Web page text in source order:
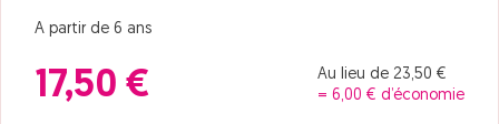
A partir de 6 ans
17,50 €
Au lieu de 23,50 €
= 6,00 € d’économie